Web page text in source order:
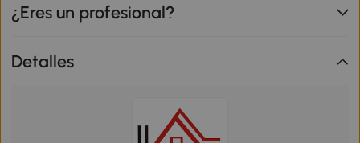
¿Eres un profesional?
Detalles